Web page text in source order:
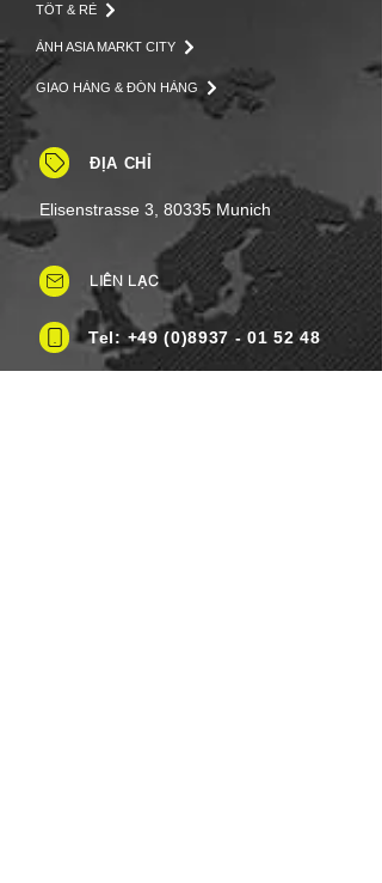
TỐT & RẺ
ẢNH ASIA MARKT CITY
GIAO HÀNG & ĐÓN HÀNG
ĐỊA CHỈ
Elisenstrasse 3, 80335 Munich
LIÊN LẠC
Tel: +49 (0)8937 - 01 52 48